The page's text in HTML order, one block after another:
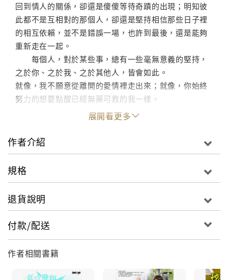
回到情人的關係，卻還是傻傻等待奇蹟的出現；明知彼
此都不是互相對的那個人，卻還是堅持相信那些日子裡
的相互依賴，並不是錯誤一場，也許到最後，還是能夠
重新走在一起。
每個人，對於某些事，總有一些毫無意義的堅持，
之於你、之於我、之於其他人，皆會如此。
就像，我不願意從離開的愛情裡走出來；就像，你始終
努力的想要點醒已經無藥可救的我一樣。
展開看更多
作者介紹
規格
退貨說明
付款/配送
作者相關書籍